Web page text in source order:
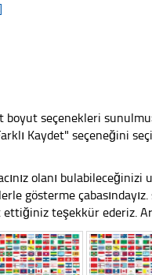
boyut seçenekleri
Kaydet" seçeneğini
olanı
gösterme
teşekkür ederiz.